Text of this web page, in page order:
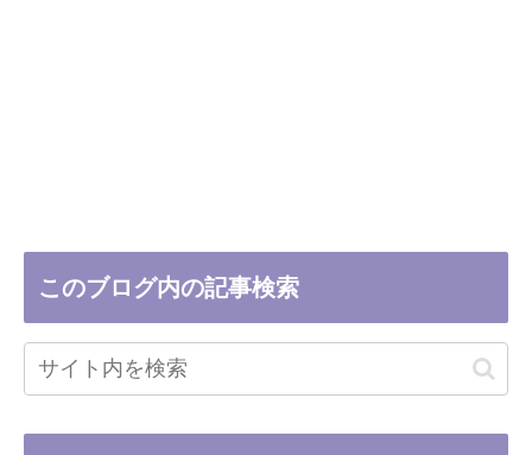
このブログ内の記事検索